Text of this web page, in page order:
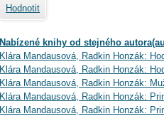
Hodnotit
Nabízené knihy od stejného
Klára Mandausová, Radkin Honzák:
Klára Mandausová, Radkin Honzák:
Klára Mandausová, Radkin Honzák:
Klára Mandausová, Radkin Honzák:
Klára Mandausová, Radkin Honzák: